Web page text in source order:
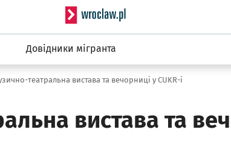
Serwis informacyjny
Довідники мігранта
театральна вистава та вечорниці у CUKR-i
вистава та